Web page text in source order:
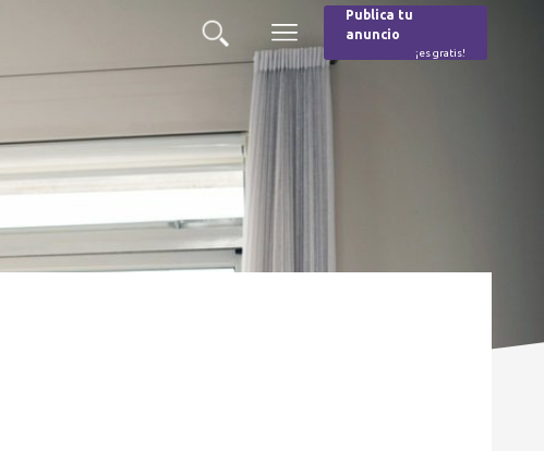
Buscar
Menú
Burger
Publica tu
anuncio
¡es gratis!